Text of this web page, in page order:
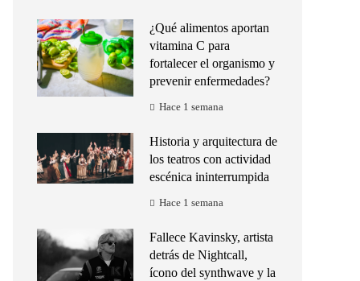
¿Qué alimentos aportan
vitamina C para
fortalecer el organismo y
prevenir enfermedades?
Hace 1 semana
Historia y arquitectura de
los teatros con actividad
escénica ininterrumpida
Hace 1 semana
Fallece Kavinsky, artista
detrás de Nightcall,
ícono del synthwave y la